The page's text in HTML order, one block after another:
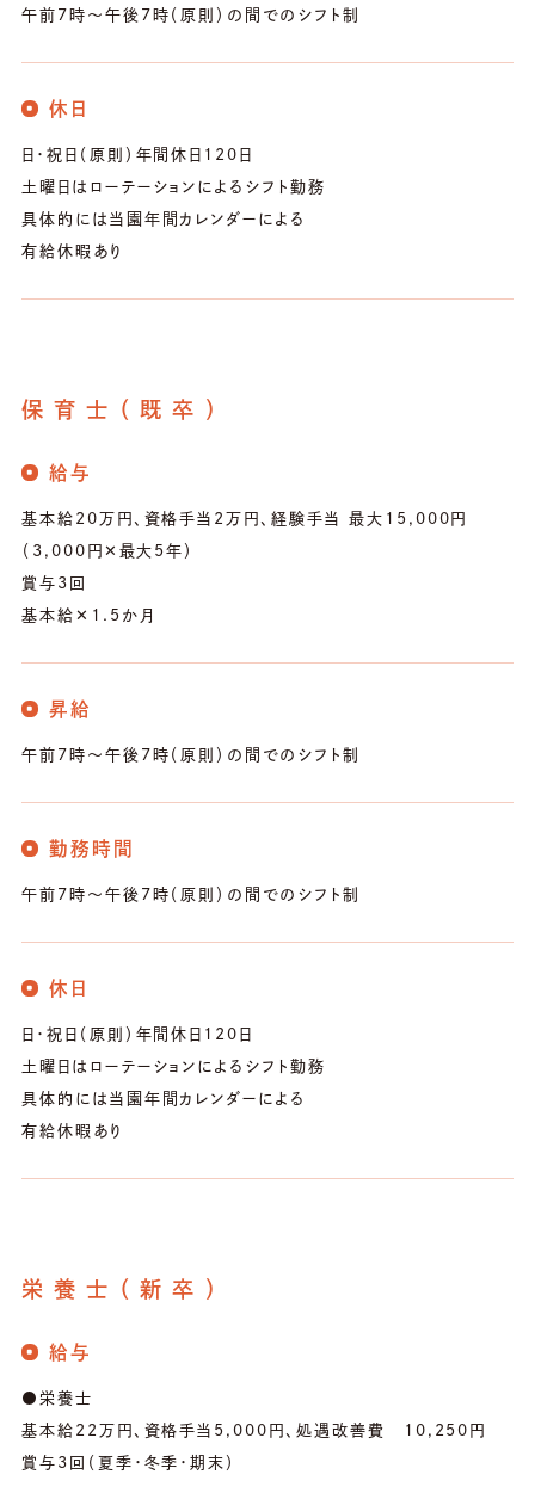
午前7時～午後7時（原則）の間でのシフト制
休日
日・祝日（原則）年間休日120日
土曜日はローテーションによるシフト勤務
具体的には当園年間カレンダーによる
有給休暇あり
保育士（既卒）
給与
基本給20万円、資格手当2万円、経験手当 最大15,000円
（3,000円✕最大5年）
賞与3回
基本給✕1.5か月
昇給
午前7時～午後7時（原則）の間でのシフト制
勤務時間
午前7時～午後7時（原則）の間でのシフト制
休日
日・祝日（原則）年間休日120日
土曜日はローテーションによるシフト勤務
具体的には当園年間カレンダーによる
有給休暇あり
栄養士（新卒）
給与
●栄養士
基本給22万円、資格手当5,000円、処遇改善費 10,250円
賞与3回（夏季・冬季・期末）